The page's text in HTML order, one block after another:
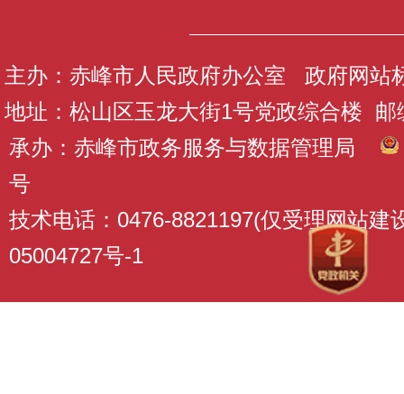
主办：赤峰市人民政府办公室 政府网站
地址：松山区玉龙大街1号党政综合楼 邮
承办：赤峰市政务服务与数据管理局
号
技术电话：0476-8821197(仅受理网站建
05004727号-1